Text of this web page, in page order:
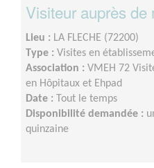
Visiteur auprès de
Lieu : LA FLECHE (72200)
Type : Visites en
Association : VMEH 72
en Hôpitaux et Ehpad
Date :
Tout le temps
Disponibilité demandée :
quinzaine